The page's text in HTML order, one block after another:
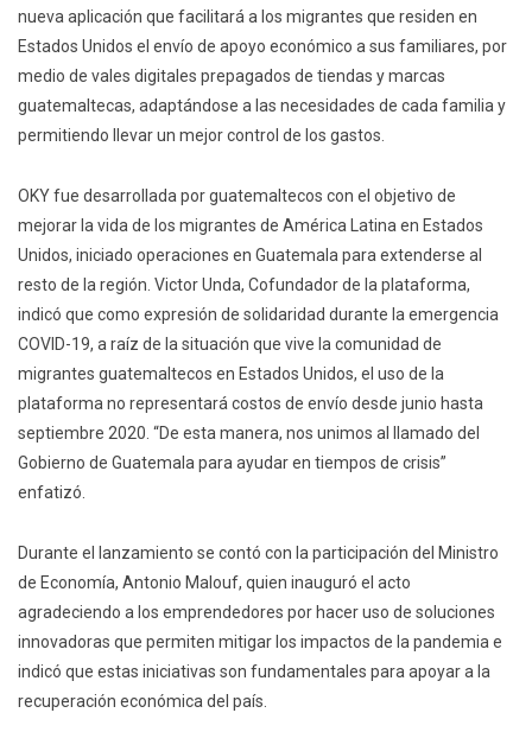
nueva aplicación que facilitará a los migrantes que residen en
Estados Unidos el envío de apoyo económico a sus familiares, por
medio de vales digitales prepagados de tiendas y marcas
guatemaltecas, adaptándose a las necesidades de cada familia y
permitiendo llevar un mejor control de los gastos.
OKY fue desarrollada por guatemaltecos con el objetivo de
mejorar la vida de los migrantes de América Latina en Estados
Unidos, iniciado operaciones en Guatemala para extenderse al
resto de la región. Victor Unda, Cofundador de la plataforma,
indicó que como expresión de solidaridad durante la emergencia
COVID-19, a raíz de la situación que vive la comunidad de
migrantes guatemaltecos en Estados Unidos, el uso de la
plataforma no representará costos de envío desde junio hasta
septiembre 2020. “De esta manera, nos unimos al llamado del
Gobierno de Guatemala para ayudar en tiempos de crisis”
enfatizó.
Durante el lanzamiento se contó con la participación del Ministro
de Economía, Antonio Malouf, quien inauguró el acto
agradeciendo a los emprendedores por hacer uso de soluciones
innovadoras que permiten mitigar los impactos de la pandemia e
indicó que estas iniciativas son fundamentales para apoyar a la
recuperación económica del país.